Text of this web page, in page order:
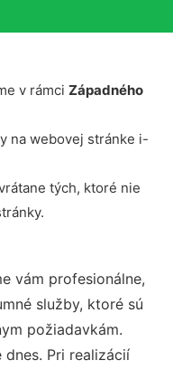
v rámci Západného
na webovej stránke i-
tých, ktoré nie
vám profesionálne,
služby, ktoré sú
požiadavkám.
Pri realizácií